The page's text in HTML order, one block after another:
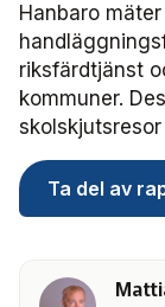
Hanbaro
riksfärdtjänst
kommuner.
Ta del av